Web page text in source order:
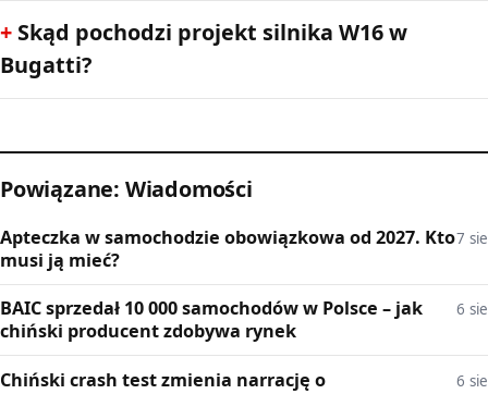
Skąd pochodzi projekt silnika W16 w
Bugatti?
Powiązane: Wiadomości
Apteczka w samochodzie obowiązkowa od 2027. Kto
musi ją mieć?
7 sie
BAIC sprzedał 10 000 samochodów w Polsce – jak
chiński producent zdobywa rynek
6 sie
Chiński crash test zmienia narrację o
6 sie